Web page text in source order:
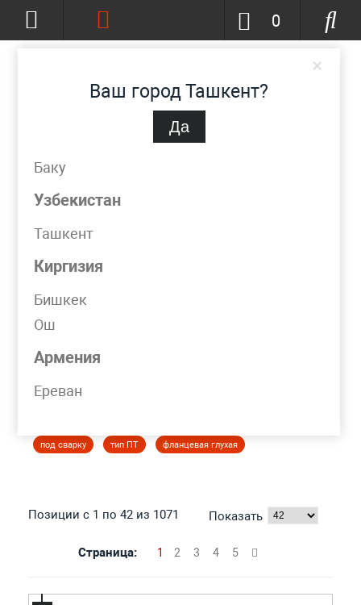
×
Ваш город Ташкент?
Да
Баку
Узбекистан
Ташкент
Киргизия
Бишкек
Ош
Армения
Ереван
0
КАТАЛОГ
ЗАГЛУШКА СТАЛЬНАЯ
под сварку тип ПТ фланцевая глухая
Позиции с 1 по 42 из 1071 Показать
Страница: 1 2 3 4 5